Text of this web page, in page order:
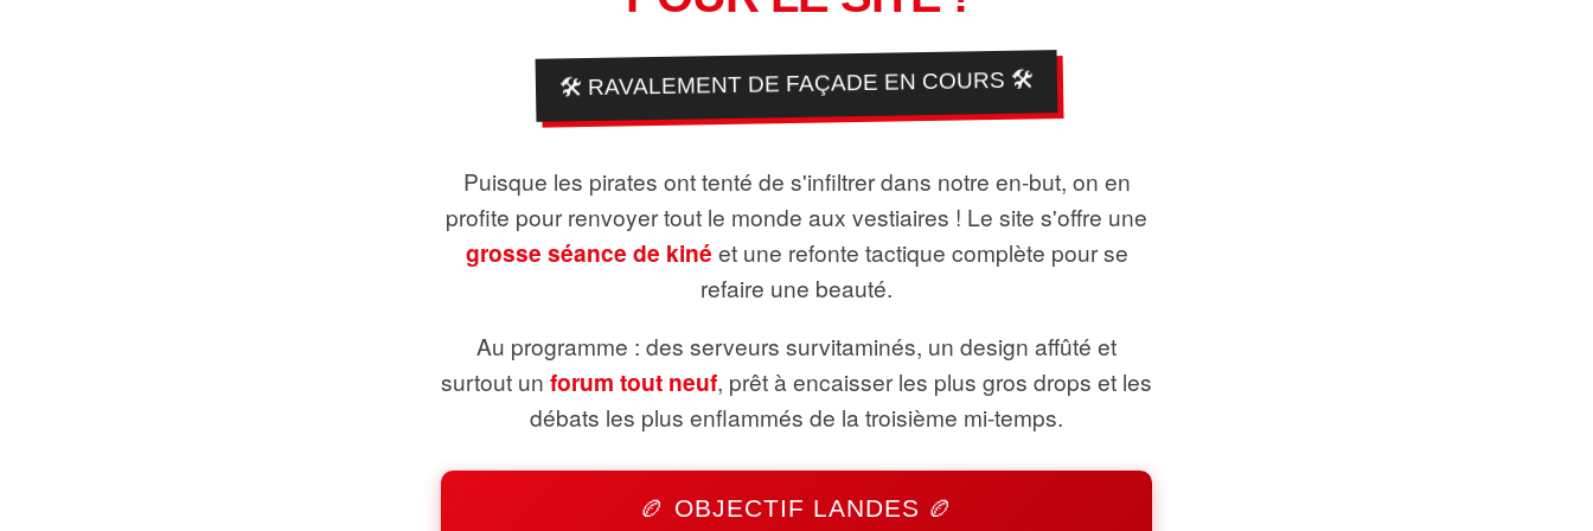
🛠️ RAVALEMENT DE FAÇADE EN COURS 🛠️
Puisque les pirates ont tenté de s'infiltrer dans notre en-but, on en
profite pour renvoyer tout le monde aux vestiaires ! Le site s'offre une
grosse séance de kiné et une refonte tactique complète pour se
refaire une beauté.
Au programme : des serveurs survitaminés, un design affûté et
surtout un forum tout neuf, prêt à encaisser les plus gros drops et les
débats les plus enflammés de la troisième mi-temps.
🏉 OBJECTIF LANDES 🏉